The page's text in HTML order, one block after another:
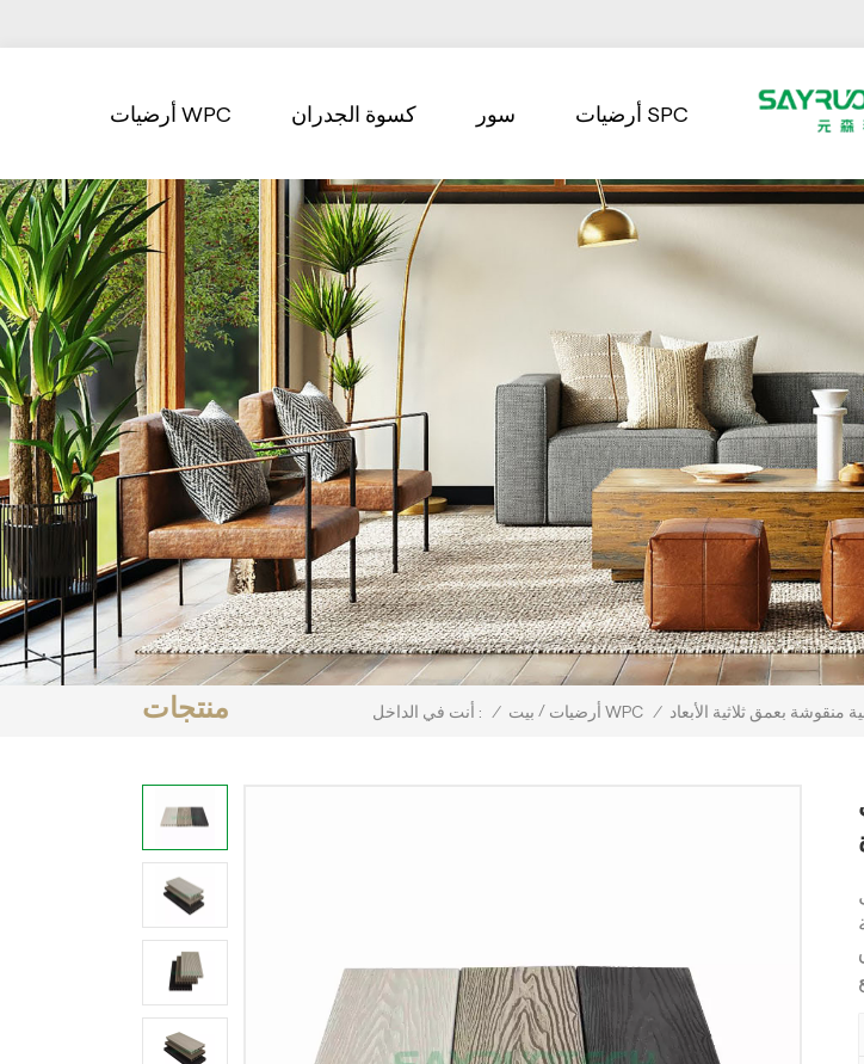
أرضيات WPC كسوة الجدران سور أرضيات SPC
منتجات أنت في الداخل : / بيت / أرضيات WPC / منقوشة بعمق ثلاثية الأبعاد